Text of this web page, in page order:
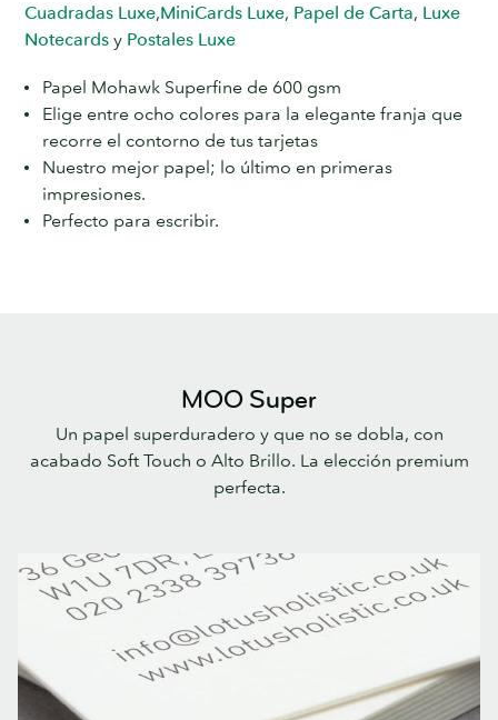
Cuadradas Luxe,MiniCards Luxe, Papel de Carta, Luxe
Notecards y Postales Luxe
Papel Mohawk Superfine de 600 gsm
Elige entre ocho colores para la elegante franja que
recorre el contorno de tus tarjetas
Nuestro mejor papel; lo último en primeras
impresiones.
Perfecto para escribir.
MOO Super
Un papel superduradero y que no se dobla, con
acabado Soft Touch o Alto Brillo. La elección premium
perfecta.